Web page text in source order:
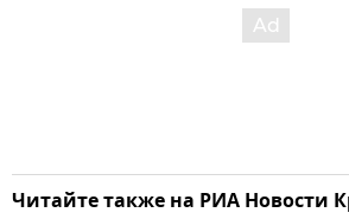
Читайте также на РИА Новости